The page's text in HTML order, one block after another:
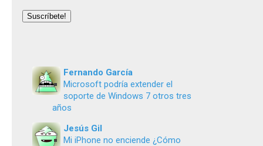
email
Suscríbete!
Fernando García
Microsoft podría extender el
soporte de Windows 7 otros tres
años
Jesús Gil
Mi iPhone no enciende ¿Cómo